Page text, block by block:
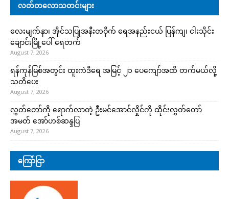
လတ်တလောသတင်းများ
လေးမျက်နှာ၊ အိုင်သပြုအနီးတဝိုက် ရေအနည်းငယ် ပြန်ကျ၊ ငါးသိုင်း
ချောင်းမြို့ပေါ် ရေတက်
August 7, 2026
ရန်ကုန်မြစ်အတွင်း ထူးကဲဒီရေ အ​မြင့် ၂၁ ပေကျော်အထိ တက်မယ်လို့
သတိပေး
August 7, 2026
လွှတ်တော်ကို ရောက်လာတဲ့ ဦးမင်အောင်လှိုင်ကို ထိုင်းလွှတ်တော်
အမတ် အော်ဟစ်ဆန္ဒပြ
August 7, 2026
ကြော်ငြာ